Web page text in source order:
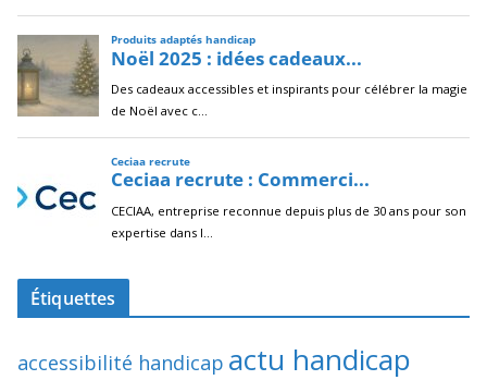
Étiquettes
accessibilité handicap actu handicap